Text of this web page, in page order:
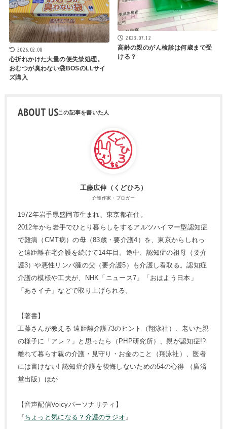
2026.02.08
心折れかけた大量の便失禁処理。
おむつが臭わない袋BOSのLLサイ
ズ購入
2023.07.12
高齢の親のがん検診は何歳まで受
ける？
ABOUT US
工藤広伸（くどひろ）
介護作家・ブロガー
1972年岩手県盛岡市生まれ、東京都在住。
2012年から岩手でひとり暮らしをするアルツハイマー型認知症
で難病（CMT病）の母（83歳・要介護4）を、東京からしれっ
と遠距離在宅介護を続けて14年目。途中、認知症の祖母（要介
護3）や悪性リンパ腫の父（要介護5）も介護し看取る。認知症
介護の模様や工夫が、NHK「ニュース7」「おはよう日本」
「あさイチ」などで取り上げられる。
【著書】
工藤さんが教える 遠距離介護73のヒント（翔泳社）、老いた親
の様子に「アレ？」と思ったら（PHP研究所）、親が認知症!?
離れて暮らす親の介護・見守り・お金のこと（翔泳社）、医者
には書けない! 認知症介護を後悔しないための54の心得 （廣済
堂出版）ほか
【音声配信Voicyパーソナリティ】
『ちょっと気になる？介護のラジオ 』